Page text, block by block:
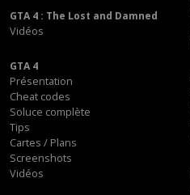
GTA 4 : The Lost and Damned
Vidéos
GTA 4
Présentation
Cheat codes
Soluce complète
Tips
Cartes / Plans
Screenshots
Vidéos